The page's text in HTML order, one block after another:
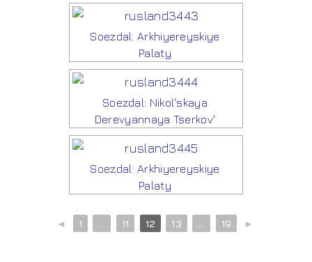
Soezdal: Arkhiyereyskiye
Palaty
Soezdal: Nikol'skaya
Derevyannaya Tserkov'
Soezdal: Arkhiyereyskiye
Palaty
◄ 1 11 12 13 19 ►